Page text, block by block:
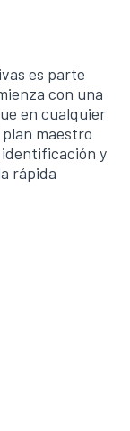
es parte
con una
en cualquier
maestro
y
rápida